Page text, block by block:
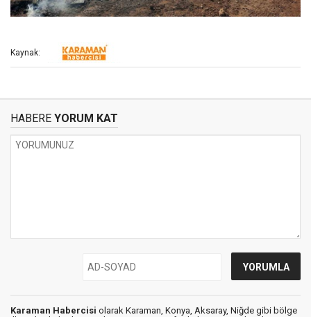
Kaynak:
HABERE YORUM KAT
Karaman Habercisi olarak Karaman, Konya, Aksaray, Niğde gibi bölge